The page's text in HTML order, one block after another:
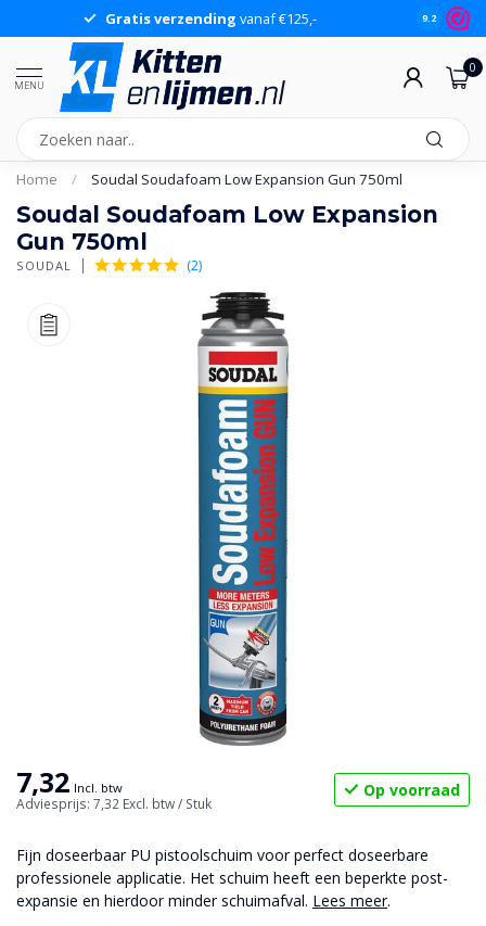
Gratis verzending vanaf €125,- 9.2
MENU
0
Home / Soudal Soudafoam Low Expansion Gun 750ml
Soudal Soudafoam Low Expansion
Gun 750ml
SOUDAL (2)
7,32 Incl. btw
Adviesprijs: 7,32 Excl. btw/ Stuk
Op voorraad
Fijn doseerbaar PU pistoolschuim voor perfect doseerbare
professionele applicatie. Het schuim heeft een beperkte post-
expansie en hierdoor minder schuimafval. Lees meer.